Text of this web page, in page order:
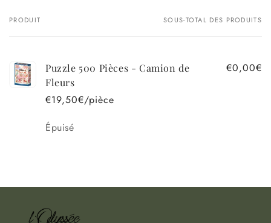
Votre
PRODUIT SOUS-TOTAL DES PRODUITS
Puzzle 500 Pièces - Camion de
Fleurs
€19,50€/pièce
€0,00€
Quantité
Épuisé
en